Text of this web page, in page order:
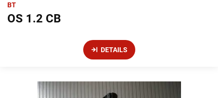
BT
OS 1.2 CB
DETAILS